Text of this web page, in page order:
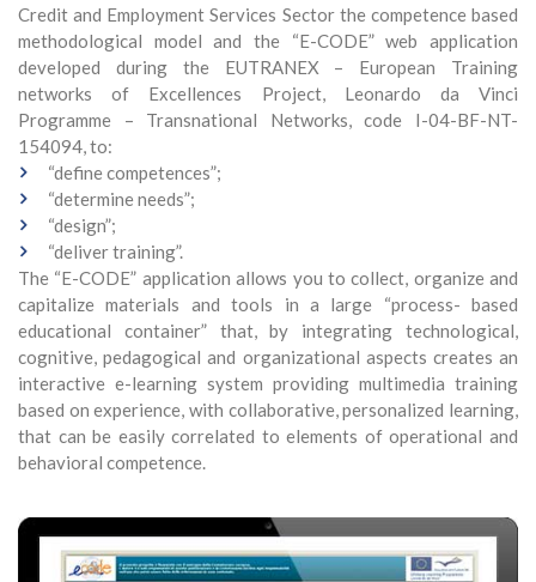
Credit and Employment Services Sector the competence based
methodological model and the “E-CODE” web application
developed during the EUTRANEX – European Training
networks of Excellences Project, Leonardo da Vinci
Programme – Transnational Networks, code I-04-BF-NT-
154094, to:
“define competences”;
“determine needs”;
“design”;
“deliver training”.
The “E-CODE” application allows you to collect, organize and
capitalize materials and tools in a large “process- based
educational container” that, by integrating technological,
cognitive, pedagogical and organizational aspects creates an
interactive e-learning system providing multimedia training
based on experience, with collaborative, personalized learning,
that can be easily correlated to elements of operational and
behavioral competence.